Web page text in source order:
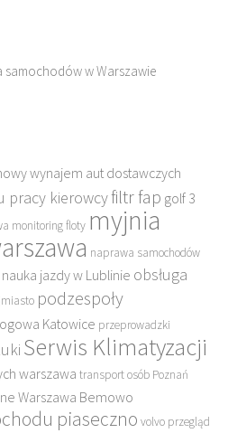
samochodów w Warszawie
wynajem aut dostawczych
pracy kierowcyfiltr fap golf 3
monitoring floty myjnia
naprawa samochodów
nauka jazdy w Lublinie obsługa
podzespoły
Katowice przeprowadzki
Serwis Klimatyzacji
warszawa transport osób Poznań
Warszawa Bemowo
piaseczno volvo przegląd